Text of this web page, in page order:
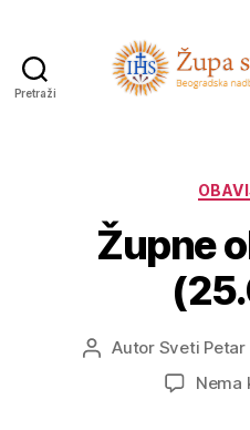
Pretraži
Župne
AutorAutor Sveti Petar
Nema